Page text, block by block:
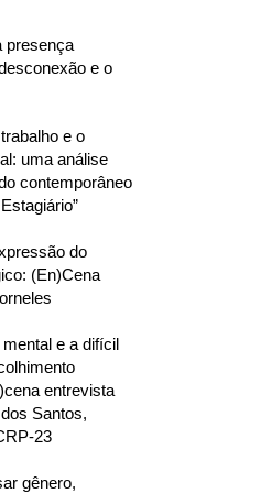
presença
e o
e o
uma análise
contemporâneo
do
(En)Cena
e a difícil
entrevista
Santos,
23
gênero,